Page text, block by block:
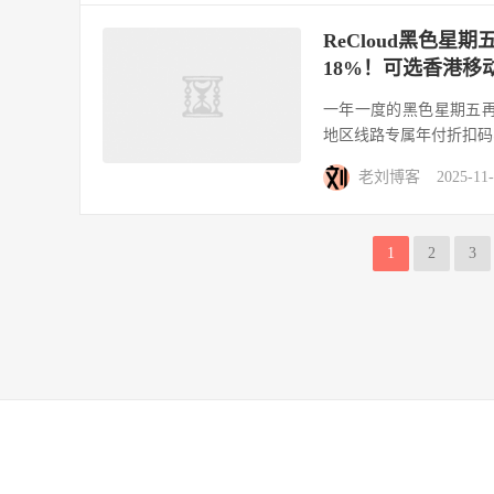
ReCloud黑色星期
18%！可选香港移
一年一度的黑色星期五
地区线路专属年付折扣
老刘博客 2025-
1 2 3